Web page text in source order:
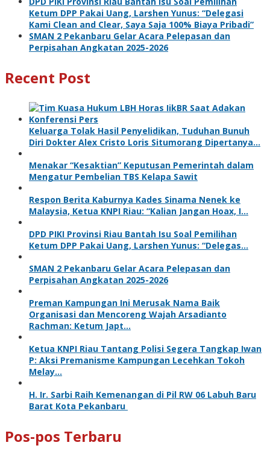
Ketum DPP Pakai Uang, Larshen Yunus: “Delegasi
Kami Clean and Clear, Saya Saja 100% Biaya Pribadi”
SMAN 2 Pekanbaru Gelar Acara Pelepasan dan
Perpisahan Angkatan 2025-2026
Recent Post
Keluarga Tolak Hasil Penyelidikan, Tuduhan Bunuh
Diri Dokter Alex Cristo Loris Situmorang Dipertanya…
Menakar “Kesaktian” Keputusan Pemerintah dalam
Mengatur Pembelian TBS Kelapa Sawit
Respon Berita Kaburnya Kades Sinama Nenek ke
Malaysia, Ketua KNPI Riau: “Kalian Jangan Hoax, I…
DPD PIKI Provinsi Riau Bantah Isu Soal Pemilihan
Ketum DPP Pakai Uang, Larshen Yunus: “Delegas…
SMAN 2 Pekanbaru Gelar Acara Pelepasan dan
Perpisahan Angkatan 2025-2026
Preman Kampungan Ini Merusak Nama Baik
Organisasi dan Mencoreng Wajah Arsadianto
Rachman: Ketum Japt…
Ketua KNPI Riau Tantang Polisi Segera Tangkap Iwan
P: Aksi Premanisme Kampungan Lecehkan Tokoh
Melay…
H. Ir. Sarbi Raih Kemenangan di Pil RW 06 Labuh Baru
Barat Kota Pekanbaru
Pos-pos Terbaru